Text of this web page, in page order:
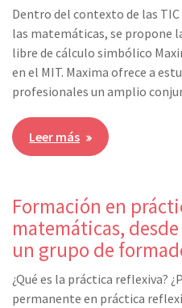
Dentro del contexto de las TIC
las matemáticas, se propone
libre de cálculo simbólico
en el MIT. Maxima ofrece a
profesionales un amplio
Leer más
Formación en
matemáticas,
un grupo de
¿Qué es la práctica reflexiva?
permanente en práctica